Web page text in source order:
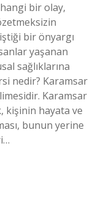
bir olay,
bir önyargı
yaşanan
sağlıklarına
nedir? Karamsar
Karamsar
kişinin hayata ve
bunun yerine